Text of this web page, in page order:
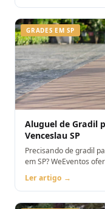
GRADES EM SP
Aluguel de Gradil
Venceslau SP
Precisando de gradil
em SP? WeEventos
montagem.
Ler artigo →